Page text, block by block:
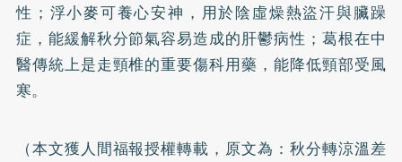
性；浮小麥可養心安神，用於陰虛燥熱盜汗與臟躁
症，能緩解秋分節氣容易造成的肝鬱病性；葛根在中
醫傳統上是走頸椎的重要傷科用藥，能降低頸部受風
寒。
（本文獲人間福報授權轉載，原文為： 秋分轉涼溫差